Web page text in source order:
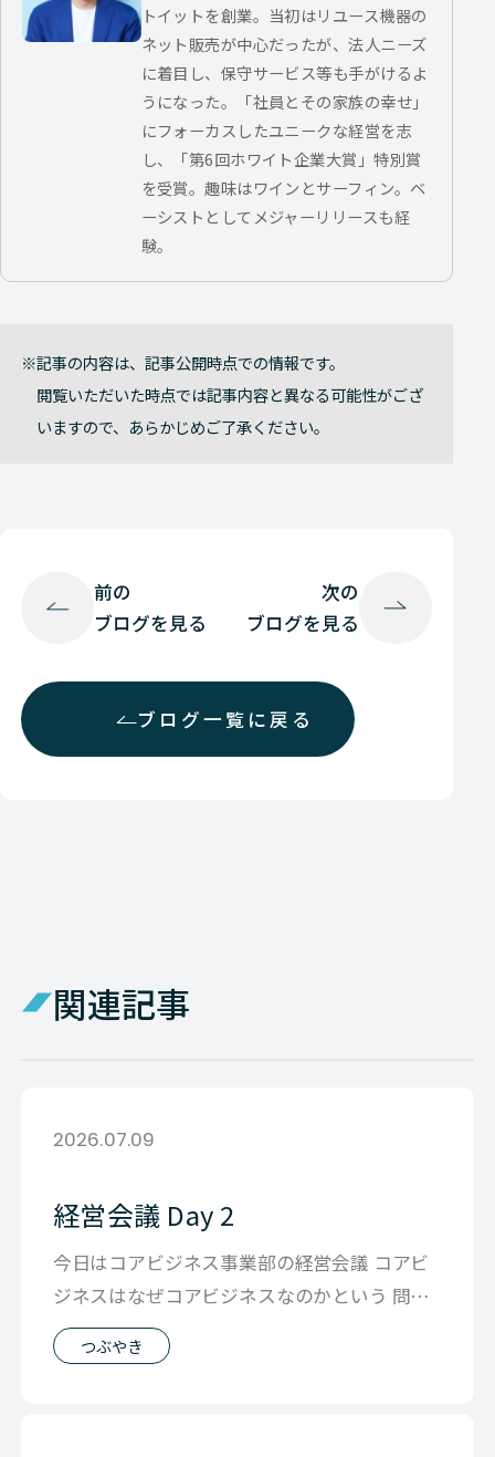
トイットを創業。当初はリユース機器の
ネット販売が中心だったが、法人ニーズ
に着目し、保守サービス等も手がけるよ
うになった。「社員とその家族の幸せ」
にフォーカスしたユニークな経営を志
し、「第6回ホワイト企業大賞」特別賞
を受賞。趣味はワインとサーフィン。ベ
ーシストとしてメジャーリリースも経
験。
記事の内容は、記事公開時点での情報です。
閲覧いただいた時点では記事内容と異なる可能性がござ
いますので、あらかじめご了承ください。
前の
ブログを見る
ブログ一覧に戻る
次の
ブログを見る
関連記事
2026.07.09
経営会議 Day 2
今日はコアビジネス事業部の経営会議 コアビ
ジネスはなぜコアビジネスなのかという 問い
からセッションはスタートでした。 も
つぶやき